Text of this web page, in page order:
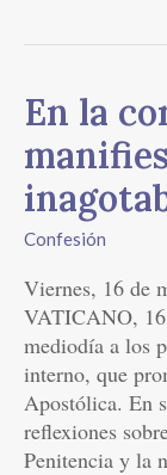
En la
Confesión
Viernes, 16 de
VATICANO,
mediodía a los
interno, que
Apostólica. En
reflexiones
Penitencia y la
En
la
confesión
se
manifiesta
el
amor
inagotable
de
Dios